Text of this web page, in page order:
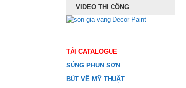
VIDEO THI CÔNG
TẢI CATALOGUE
SÚNG PHUN SƠN
BÚT VẼ MỸ THUẬT